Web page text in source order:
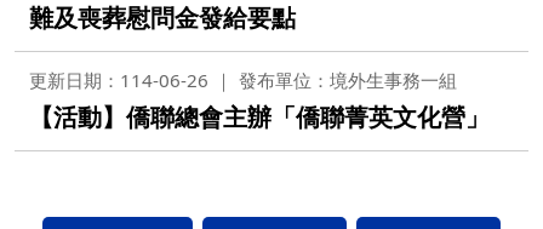
難及喪葬慰問金發給要點
更新日期：114-06-26 發布單位：境外生事務一組
【活動】僑聯總會主辦「僑聯菁英文化營」